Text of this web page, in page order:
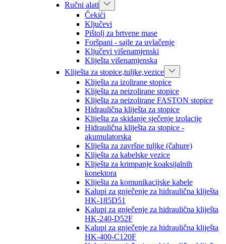
Ručni alati
Čekići
Ključevi
Pištolj za brtvene mase
Foršpani - sajle za uvlačenje
Ključevi višenamjenski
Kliješta višenamjenska
Kliješta za stopice,tuljke,vezice
Kliješta za izolirane stopice
Kliješta za neizolirane stopice
Kliješta za neizolirane FASTON stopice
Hidraulična kliješta za stopice
Kliješta za skidanje sječenje izolacije
Hidraulična kliješta za stopice -
akumulatorska
Kliješta za završne tuljke (čahure)
Kliješta za kabelske vezice
Kliješta za krimpanje koaksijalnih
konektora
Kliješta za komunikacijske kabele
Kalupi za gnječenje za hidraulična kliješta
HK-185D51
Kalupi za gnječenje za hidraulična kliješta
HK-240-D52F
Kalupi za gnječenje za hidraulična kliješta
HK-400-C120F